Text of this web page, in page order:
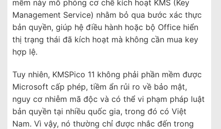
mềm này mô phỏng cơ chế kích hoạt KMS (Key
Management Service) nhằm bỏ qua bước xác thực
bản quyền, giúp hệ điều hành hoặc bộ Office hiển
thị trạng thái đã kích hoạt mà không cần mua key
hợp lệ.
Tuy nhiên, KMSPico 11 không phải phần mềm được
Microsoft cấp phép, tiềm ẩn rủi ro về bảo mật,
nguy cơ nhiễm mã độc và có thể vi phạm pháp luật
bản quyền tại nhiều quốc gia, trong đó có Việt
Nam. Vì vậy, nó thường chỉ được nhắc đến trong